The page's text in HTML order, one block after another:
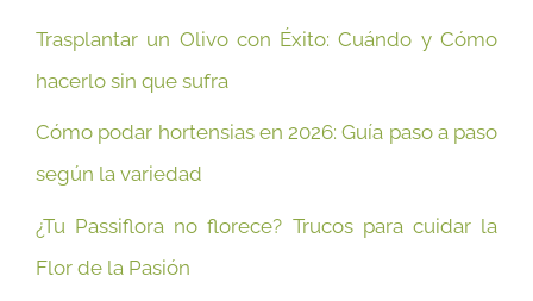
Trasplantar un Olivo con Éxito: Cuándo y Cómo
hacerlo sin que sufra
Cómo podar hortensias en 2026: Guía paso a paso
según la variedad
¿Tu Passiflora no florece? Trucos para cuidar la
Flor de la Pasión